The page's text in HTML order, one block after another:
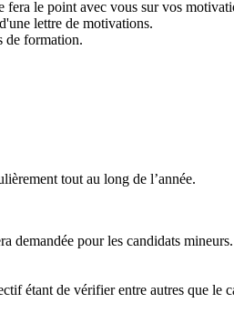
fera le point avec vous sur vos
lettre de motivations.
de formation.
tout au long de l’année.
demandée pour les candidats mineurs.
étant de vérifier entre autres que le